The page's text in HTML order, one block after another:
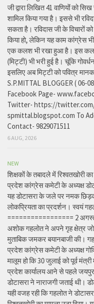
जी द्वारा लिखित 41 वाणियोंं को
शामिल किया गया है। इससे भी
सकता है। रविदास जी के विचारों
किया हो, लेकिन यह काम कांग्रेस
एक कलश भी रखा हुआ है। इस कलश
(मिट्टी) भी भरी हुई है। चूंकि
इसलिए अब मिट्टी को पवित्र
S.P.MITTAL BLOGGER (
Facebook Page-
Twitter- https://
spmittal.blogspot.com To
Contact- 9829071511
6 AUG, 2026
NEW
शिक्षकों के तबादले में रिश्वतखोरी
प्रदेश कांग्रेस कमेटी के अध्यक्ष
यह डोटासरा के जले पर नमक
लोकप्रियता का प्रदर्शन। स्वयं
================= 2
अशोक गहलोत ने अपने गृह क्षेत्र
मुताबिक जमकर बयानबाजी की।
प्रदेश कांग्रेस कमेटी के अध्यक्ष
मालूम हो कि 30 जुलाई को पूर्व
प्रदेश कार्यालय आने से पहले
डोटासरा ने नाराजगी जताई थी।
यही वजह रही कि गहलोत ने